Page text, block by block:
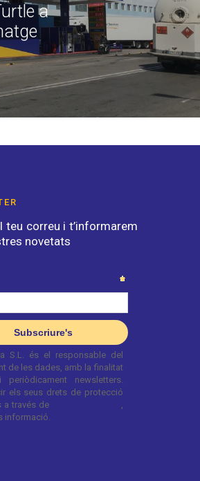
a
teu correu i t’informarem
novetats